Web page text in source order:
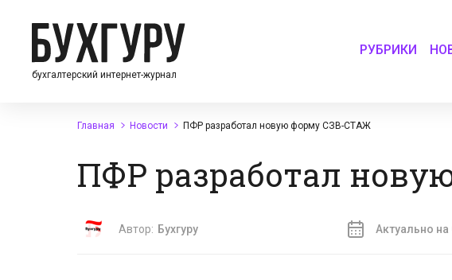
бухгалтерский интернет-журнал
РУБРИКИ
Главная Новости ПФР разработал новую форму СЗВ-СТАЖ
ПФР разработал
Автор: Бухгуру Актуально на